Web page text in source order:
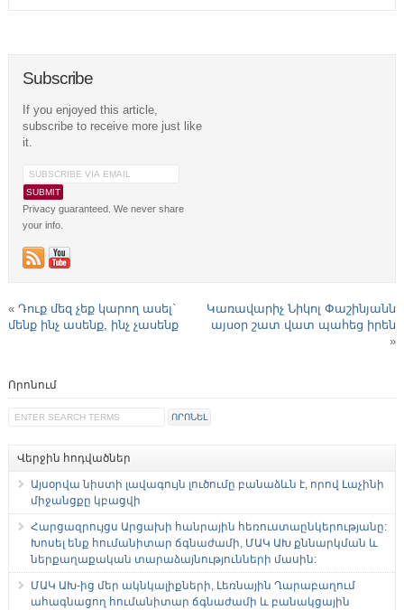
Subscribe
If you enjoyed this article,
subscribe to receive more just like
it.
Privacy guaranteed. We never share
your info.
« Դուք մեզ չեք կարող ասել`
մենք ինչ ասենք, ինչ չասենք
Կառավարիչ Նիկոլ Փաշինյանն
այսօր շատ վատ պահեց իրեն
»
Որոնում
Վերջին հոդվածներ
Այսօրվա նիստի լավագույն լուծումը բանաձևն է, որով Լաչինի
միջանցքը կբացվի
Հարցազրույցս Արցախի հանրային հեռուստաընկերությանը:
Խոսել ենք հումանիտար ճգնաժամի, ՄԱԿ ԱԽ քննարկման և
ներքաղաքական տարաձայնությունների մասին:
ՄԱԿ ԱԽ-ից մեր ակնկալիքների, Լեռնային Ղարաբաղում
ահագնացող հումանիտար ճգնաժամի և բանակցային